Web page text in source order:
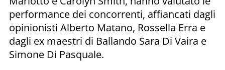
performance dei concorrenti, affiancati dagli
opinionisti Alberto Matano, Rossella Erra e
dagli ex maestri di Ballando Sara Di Vaira e
Simone Di Pasquale.